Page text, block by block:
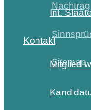
Nachtrag
Sitemap
Int.
Kontakt
Mitglied